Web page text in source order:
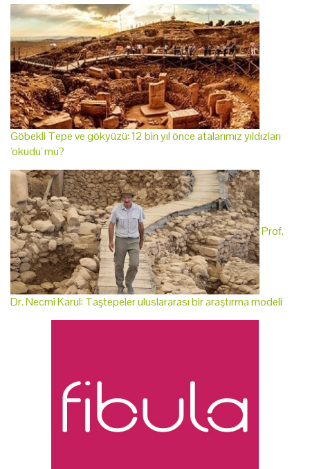
Göbekli Tepe ve gökyüzü: 12 bin yıl önce atalarımız yıldızları
'okudu' mu?
Prof.
Dr. Necmi Karul: Taştepeler uluslararası bir araştırma modeli